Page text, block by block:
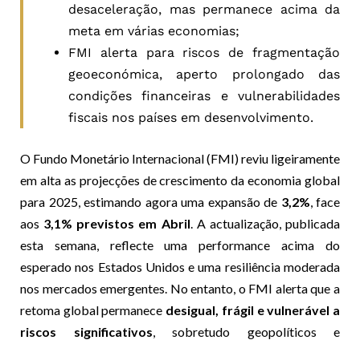
desaceleração, mas permanece acima da
meta em várias economias;
FMI alerta para riscos de fragmentação
geoeconómica, aperto prolongado das
condições financeiras e vulnerabilidades
fiscais nos países em desenvolvimento.
O Fundo Monetário Internacional (FMI) reviu ligeiramente
em alta as projecções de crescimento da economia global
para 2025, estimando agora uma expansão de 3,2%, face
aos 3,1% previstos em Abril. A actualização, publicada
esta semana, reflecte uma performance acima do
esperado nos Estados Unidos e uma resiliência moderada
nos mercados emergentes. No entanto, o FMI alerta que a
retoma global permanece desigual, frágil e vulnerável a
riscos significativos, sobretudo geopolíticos e